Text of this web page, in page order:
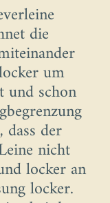
die
um
und schon
der
nicht
locker an
locker.